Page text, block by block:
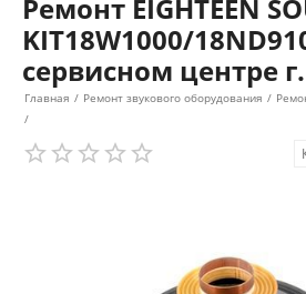
Ремонт EIGHTEEN
KIT18W1000/
сервисном центре
Главная / Ремонт звукового оборудования /
/